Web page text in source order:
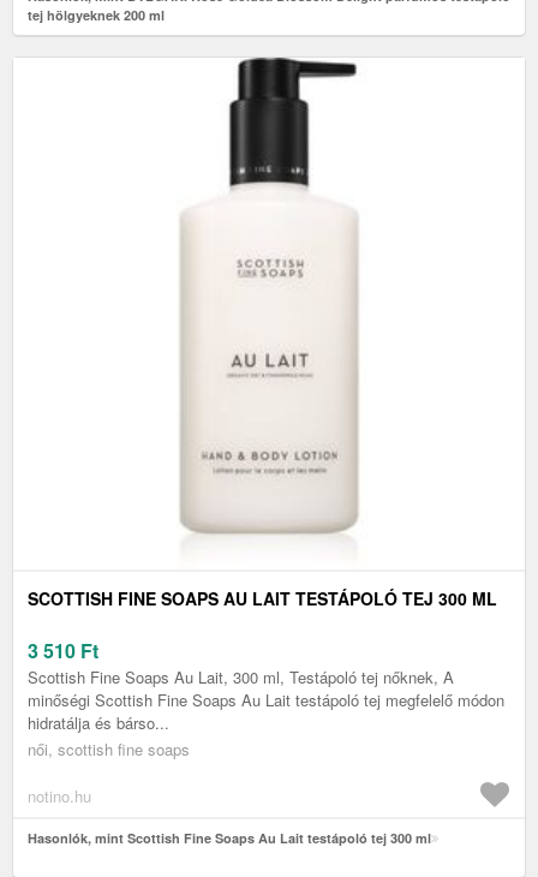
tej hölgyeknek 200 ml
SCOTTISH FINE SOAPS AU LAIT TESTÁPOLÓ TEJ 300 ML
3 510 Ft
Scottish Fine Soaps Au Lait, 300 ml, Testápoló tej nőknek, A
minőségi Scottish Fine Soaps Au Lait testápoló tej megfelelő módon
hidratálja és bárso...
női, scottish fine soaps
notino.hu
Hasonlók, mint Scottish Fine Soaps Au Lait testápoló tej 300 ml